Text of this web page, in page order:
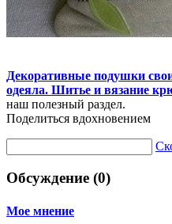
Декоративные подушки
одеяла. Шитье и вязание
наш полезный раздел.
Поделиться вдохновением
Обсуждение (0)
Мое мнение